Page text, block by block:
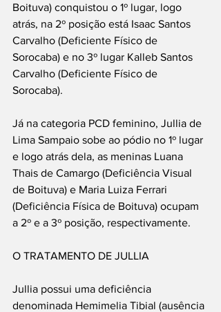
Boituva) conquistou o 1º lugar, logo
atrás, na 2º posição está Isaac Santos
Carvalho (Deficiente Físico de
Sorocaba) e no 3º lugar Kalleb Santos
Carvalho (Deficiente Físico de
Sorocaba).
Já na categoria PCD feminino, Jullia de
Lima Sampaio sobe ao pódio no 1º lugar
e logo atrás dela, as meninas Luana
Thais de Camargo (Deficiência Visual
de Boituva) e Maria Luiza Ferrari
(Deficiência Física de Boituva) ocupam
a 2º e a 3º posição, respectivamente.
O TRATAMENTO DE JULLIA
Jullia possui uma deficiência
denominada Hemimelia Tibial (ausência